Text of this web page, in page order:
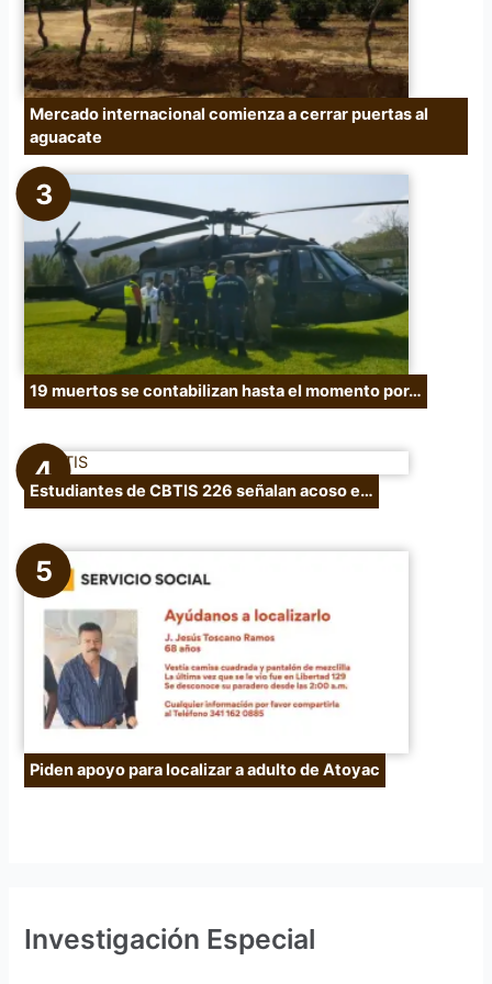
Mercado internacional comienza a cerrar puertas al
aguacate
19 muertos se contabilizan hasta el momento por…
Estudiantes de CBTIS 226 señalan acoso e…
Piden apoyo para localizar a adulto de Atoyac
Investigación Especial